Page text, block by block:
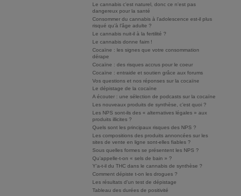
Le cannabis c'est naturel, donc ce n'est pas
dangereux pour la santé
Consommer du cannabis à l’adolescence est-il plus
risqué qu’à l’âge adulte ?
Le cannabis nuit-il à la fertilité ?
Le cannabis donne faim !
Cocaïne : les signes que votre consommation
dérape
Cocaïne : des risques accrus pour le coeur
Cocaïne : entraide et soutien grâce aux forums
Vos questions et nos réponses sur la cocaïne
Le dépistage de la cocaïne
A écouter : une sélection de podcasts sur la cocaïne
Les nouveaux produits de synthèse, c’est quoi ?
Les NPS sont-ils des « alternatives légales » aux
produits illicites ?
Quels sont les principaux risques des NPS ?
Les compositions des produits annoncées sur les
sites de vente en ligne sont-elles fiables ?
Sous quelles formes se présentent les NPS ?
Qu’appelle-t-on « sels de bain » ?
Y’a-t-il du THC dans le cannabis de synthèse ?
Comment dépiste t-on les drogues ?
Les résultats d'un test de dépistage
Tableau des durées de positivité